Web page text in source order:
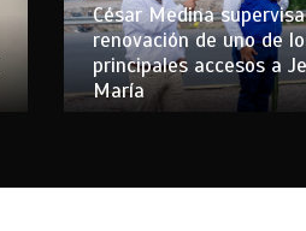
César Medina
renovación de uno de
principales accesos a
María